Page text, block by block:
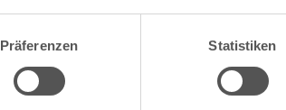
Präferenzen Statistiken